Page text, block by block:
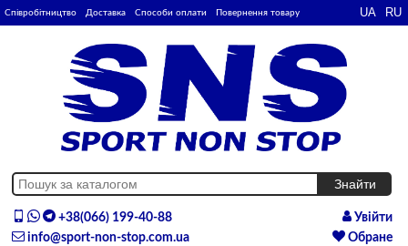
Співробітництво Доставка Способи оплати Повернення товару
+38(066) 199-40-88
info@sport-non-stop.com.ua
Увійти
Обране